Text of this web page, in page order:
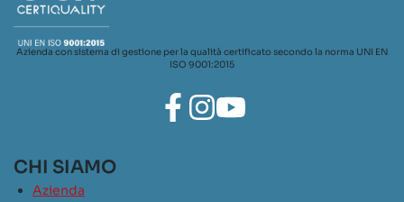
Azienda con sistema di gestione per la qualità certificato secondo la norma UNI EN
ISO 9001:2015
CHI SIAMO
Azienda